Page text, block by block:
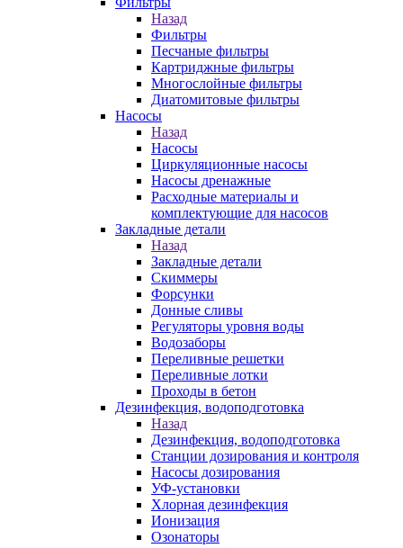
Назад
Фильтры
Песчаные фильтры
Картриджные фильтры
Многослойные фильтры
Диатомитовые фильтры
Насосы
Назад
Насосы
Циркуляционные насосы
Насосы дренажные
Расходные материалы и
комплектующие для насосов
Закладные детали
Назад
Закладные детали
Скиммеры
Форсунки
Донные сливы
Регуляторы уровня воды
Водозаборы
Переливные решетки
Переливные лотки
Проходы в бетон
Дезинфекция, водоподготовка
Назад
Дезинфекция, водоподготовка
Станции дозирования и контроля
Насосы дозирования
УФ-установки
Хлорная дезинфекция
Ионизация
Озонаторы